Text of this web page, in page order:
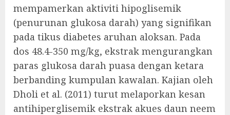
mempamerkan aktiviti hipoglisemik
(penurunan glukosa darah) yang signifikan
pada tikus diabetes aruhan aloksan. Pada
dos 48.4-350 mg/kg, ekstrak mengurangkan
paras glukosa darah puasa dengan ketara
berbanding kumpulan kawalan. Kajian oleh
Dholi et al. (2011) turut melaporkan kesan
antihiperglisemik ekstrak akues daun neem